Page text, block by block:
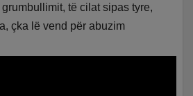
të cilat sipas tyre,
çka lë vend për abuzim